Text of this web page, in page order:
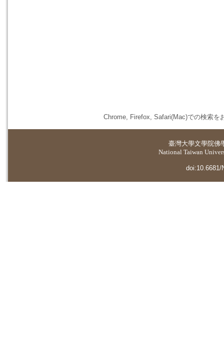
Chrome, Firefox, Safari(Mac)での検索を
臺灣大學文學院佛
National Taiwan
doi:10.6681/